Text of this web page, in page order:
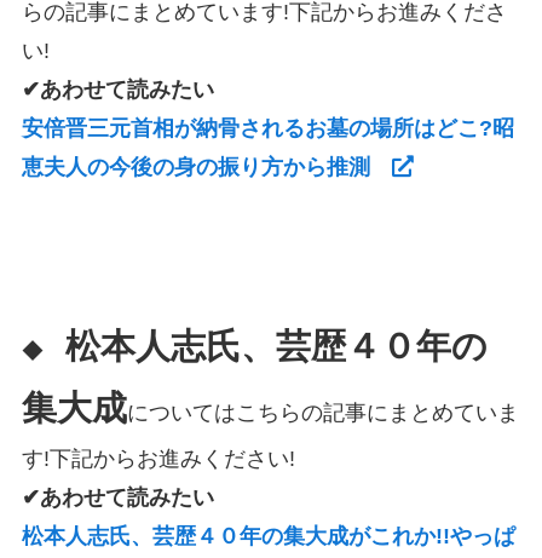
らの記事にまとめています!下記からお進みくださ
い!
✔あわせて読みたい
安倍晋三元首相が納骨されるお墓の場所はどこ?昭
恵夫人の今後の身の振り方から推測
◆ 松本人志氏、芸歴４０年の
集大成についてはこちらの記事にまとめていま
す!下記からお進みください!
✔あわせて読みたい
松本人志氏、芸歴４０年の集大成がこれか!!やっぱ